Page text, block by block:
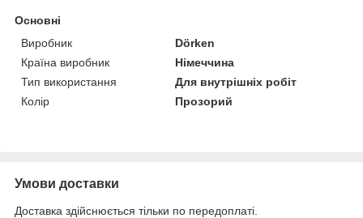
Основні
Виробник
Dörken
Країна виробник
Німеччина
Тип використання
Для внутрішніх робіт
Колір
Прозорий
Умови доставки
Доставка здійснюється тільки по передоплаті.